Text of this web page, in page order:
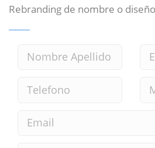
Rebranding de nombre o